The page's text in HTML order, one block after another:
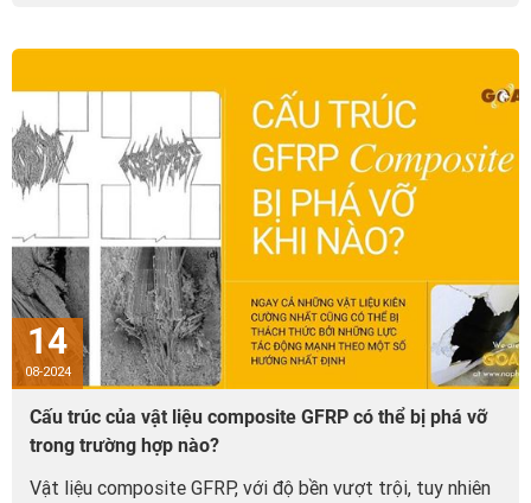
14
08-2024
Cấu trúc của vật liệu composite GFRP có thể bị phá vỡ
trong trường hợp nào?
Vật liệu composite GFRP, với độ bền vượt trội, tuy nhiên